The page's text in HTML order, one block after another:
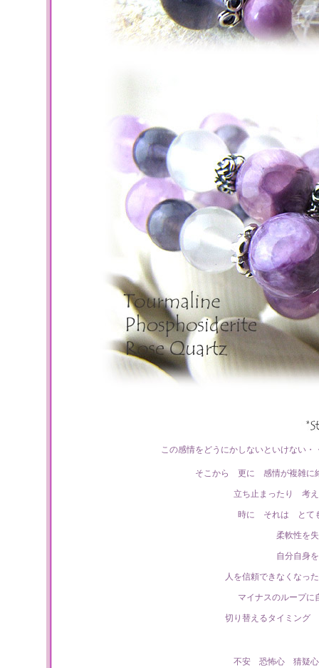
この感情をどうにかしないといけない
そこから 更に 感情が複雑に
立ち止まったり 考え
時に それは とて
柔軟性を
自分自身
人を信頼できなくなっ
マイナスのループに
切り替えるタイミング
不安 恐怖心 猜疑心